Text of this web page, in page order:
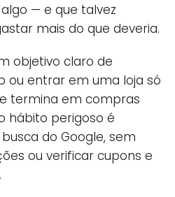
— e que talvez
mais do que deveria.
objetivo claro de
ou entrar em uma loja só
termina em compras
hábito perigoso é
do Google, sem
ou verificar cupons e